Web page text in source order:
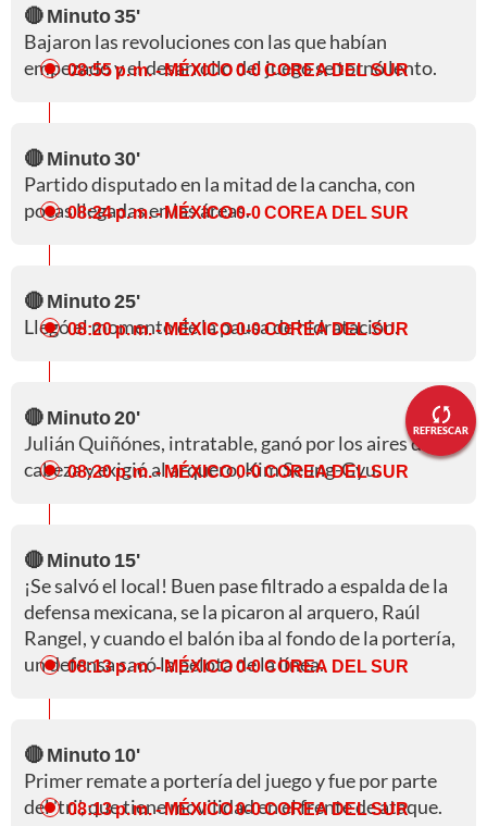
REFRESCAR
🔴 Minuto 35'
Bajaron las revoluciones con las que habían
empezado y el desarrollo del juego se tornó lento.
08:55 p. m.- MÉXICO 0-0 COREA DEL SUR
🔴 Minuto 30'
Partido disputado en la mitad de la cancha, con
pocas llegadas en las áreas.
08:24 p. m.- MÉXICO 0-0 COREA DEL SUR
🔴 Minuto 25'
Llegó el momento de la pausa de hidratación.
08:20 p. m.- MÉXICO 0-0 COREA DEL SUR
🔴 Minuto 20'
Julián Quiñónes, intratable, ganó por los aires de
cabeza y exigió al arquero, Kim Seung-Gyu.
08:20 p. m.- MÉXICO 0-0 COREA DEL SUR
🔴 Minuto 15'
¡Se salvó el local! Buen pase filtrado a espalda de la
defensa mexicana, se la picaron al arquero, Raúl
Rangel, y cuando el balón iba al fondo de la portería,
un defensa sacó la pelota de la línea.
08:13 p. m.- MÉXICO 0-0 COREA DEL SUR
🔴 Minuto 10'
Primer remate a portería del juego y fue por parte
del 'tri', que tiene movilidad en el frente de ataque.
08:13 p. m.- MÉXICO 0-0 COREA DEL SUR